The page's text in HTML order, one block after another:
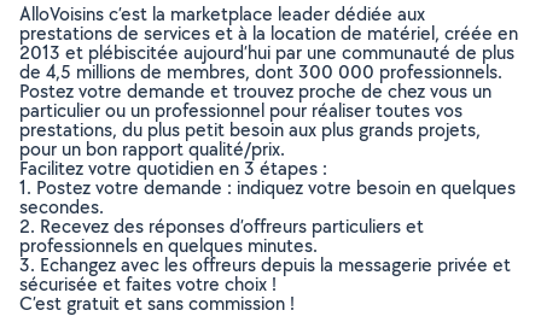
AlloVoisins c’est la marketplace leader dédiée aux
prestations de services et à la location de matériel, créée en
2013 et plébiscitée aujourd’hui par une communauté de plus
de 4,5 millions de membres, dont 300 000 professionnels.
Postez votre demande et trouvez proche de chez vous un
particulier ou un professionnel pour réaliser toutes vos
prestations, du plus petit besoin aux plus grands projets,
pour un bon rapport qualité/prix.
Facilitez votre quotidien en 3 étapes :
1. Postez votre demande : indiquez votre besoin en quelques
secondes.
2. Recevez des réponses d’offreurs particuliers et
professionnels en quelques minutes.
3. Echangez avec les offreurs depuis la messagerie privée et
sécurisée et faites votre choix !
C’est gratuit et sans commission !